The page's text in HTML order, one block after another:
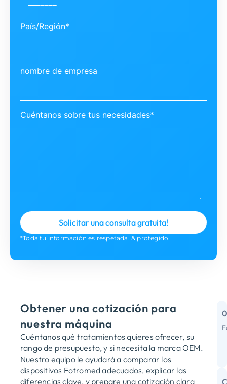
País/Región*
nombre de empresa
Cuéntanos sobre tus necesidades*
*Toda tu información es respetada. & protegido.
Obtener una cotización para
nuestra máquina
Cuéntanos qué tratamientos quieres ofrecer, su
rango de presupuesto, y si necesita la marca OEM.
Nuestro equipo le ayudará a comparar los
dispositivos Fotromed adecuados, explicar las
diferencias clave, y prepare una cotización clara